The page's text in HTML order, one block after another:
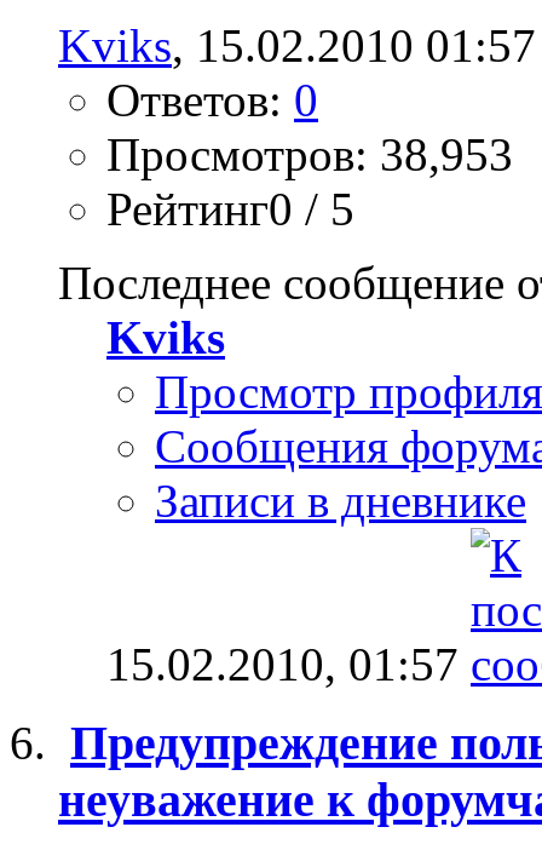
Kviks, 15.02.2010 01:57
Ответов: 0
Просмотров: 38,953
Рейтинг0 / 5
Последнее сообщение
Kviks
Просмотр профиля
Сообщения
Записи в дневнике
15.02.2010, 01:57
Предупреждение
неуважение к